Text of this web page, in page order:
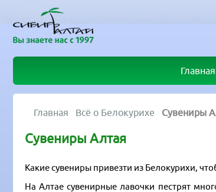
Главная
Главная Всё о Белокурихе Сувениры
Сувениры Алтая
Какие сувениры привезти из Белокурихи,
На Алтае сувенирные лавочки пестрят